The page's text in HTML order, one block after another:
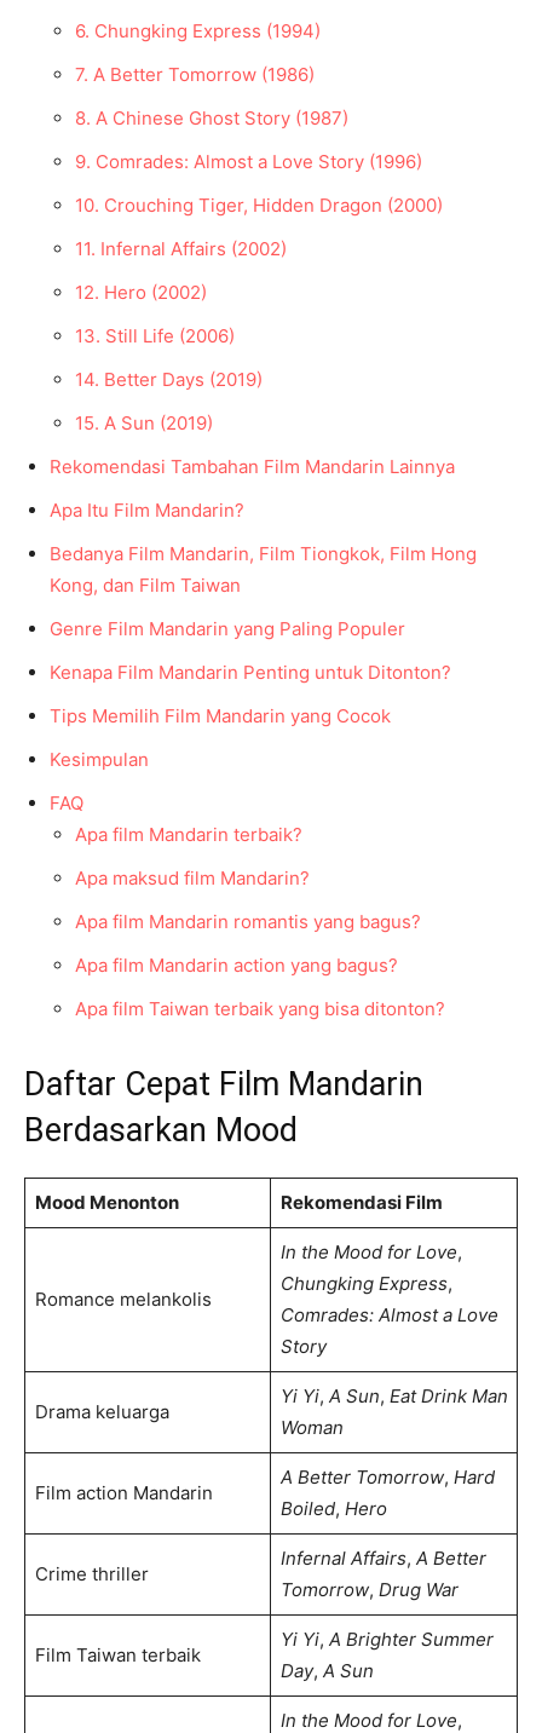
6. Chungking Express (1994)
7. A Better Tomorrow (1986)
8. A Chinese Ghost Story (1987)
9. Comrades: Almost a Love Story (1996)
10. Crouching Tiger, Hidden Dragon (2000)
11. Infernal Affairs (2002)
12. Hero (2002)
13. Still Life (2006)
14. Better Days (2019)
15. A Sun (2019)
Rekomendasi Tambahan Film Mandarin Lainnya
Apa Itu Film Mandarin?
Bedanya Film Mandarin, Film Tiongkok, Film Hong
Kong, dan Film Taiwan
Genre Film Mandarin yang Paling Populer
Kenapa Film Mandarin Penting untuk Ditonton?
Tips Memilih Film Mandarin yang Cocok
Kesimpulan
FAQ
Apa film Mandarin terbaik?
Apa maksud film Mandarin?
Apa film Mandarin romantis yang bagus?
Apa film Mandarin action yang bagus?
Apa film Taiwan terbaik yang bisa ditonton?
Daftar Cepat Film Mandarin
Berdasarkan Mood
Mood Menonton Rekomendasi Film
Romance melankolis
In the Mood for Love,
Chungking Express,
Comrades: Almost a Love
Story
Drama keluarga
Yi Yi, A Sun, Eat Drink Man
Woman
Film action Mandarin
A Better Tomorrow, Hard
Boiled, Hero
Crime thriller
Infernal Affairs, A Better
Tomorrow, Drug War
Film Taiwan terbaik
Yi Yi, A Brighter Summer
Day, A Sun
In the Mood for Love,